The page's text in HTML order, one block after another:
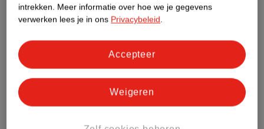
Dit product heeft (nog) geen Nature
Impact Score.
Bestel & Bezorginformatie
intrekken. Meer informatie over hoe we je gegevens
verwerken lees je in ons Privacybeleid.
Weigeren
Accepteer